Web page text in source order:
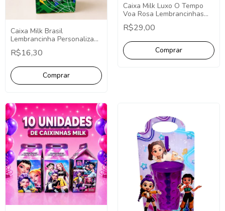
Caixa Milk Brasil
Lembrancinha Personalizada
Futebol - 10 Unidades.
R$16,30
Caixa Milk Luxo O Tempo
Voa Rosa Lembrancinhas
Luxuosas 3D Personalizada
PCT C/10 Unid, O Tempo
R$29,00